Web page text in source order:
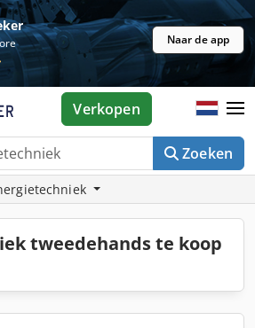
Naar de app
Zoeken
Verkopen
tweedehands te koop